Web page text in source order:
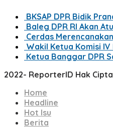
BKSAP DPR Bidik
Baleg DPR RI Akan
Cerdas
Wakil Ketua Komisi
Ketua Banggar DPR
2022- ReporterID Hak
Home
Headline
Hot Isu
Berita